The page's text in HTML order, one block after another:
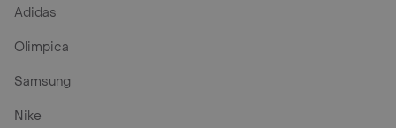
Adidas
Olimpica
Samsung
Nike